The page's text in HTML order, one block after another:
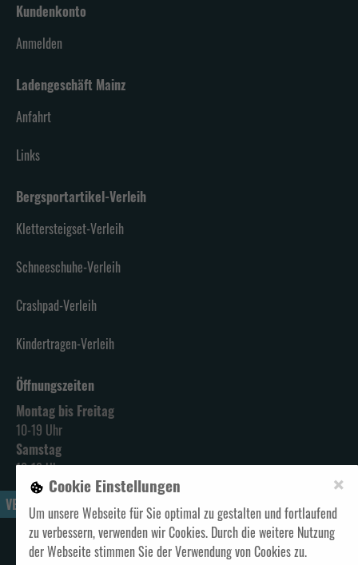
Cookie Einstellungen
Um unsere Webseite für Sie optimal zu gestalten und fortlaufend
zu verbessern, verwenden wir Cookies. Durch die weitere Nutzung
der Webseite stimmen Sie der Verwendung von Cookies zu.
×
Kundenkonto
Anmelden
Ladengeschäft Mainz
Anfahrt
Links
Bergsportartikel-Verleih
Klettersteigset-Verleih
Schneeschuhe-Verleih
Crashpad-Verleih
Kindertragen-Verleih
Öffnungszeiten
Montag bis Freitag
10-19 Uhr
Samstag
10-18 Uhr
VERTRAG WIDERRUFEN
Alle Preise verstehen sich inklusive Mehrwertsteuer undzzgl. Versand